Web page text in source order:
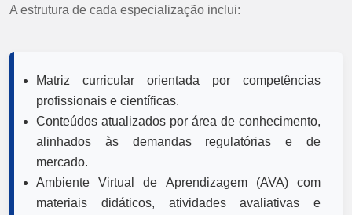
A estrutura de cada especialização inclui:
Matriz curricular orientada por competências
profissionais e científicas.
Conteúdos atualizados por área de conhecimento,
alinhados às demandas regulatórias e de
mercado.
Ambiente Virtual de Aprendizagem (AVA) com
materiais didáticos, atividades avaliativas e